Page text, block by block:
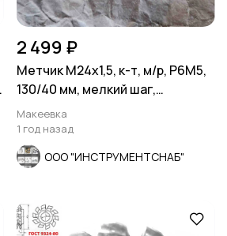
2 499 ₽
Метчик М24х1,5, к-т, м/р, Р6М5,
130/40 мм, мелкий шаг,
шлифованный.
Макеевка
1 год назад
ООО "ИНСТРУМЕНТСНАБ"